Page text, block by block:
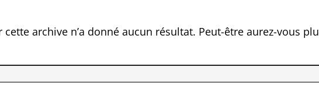
archive n’a donné aucun résultat. Peut-être aurez-vous